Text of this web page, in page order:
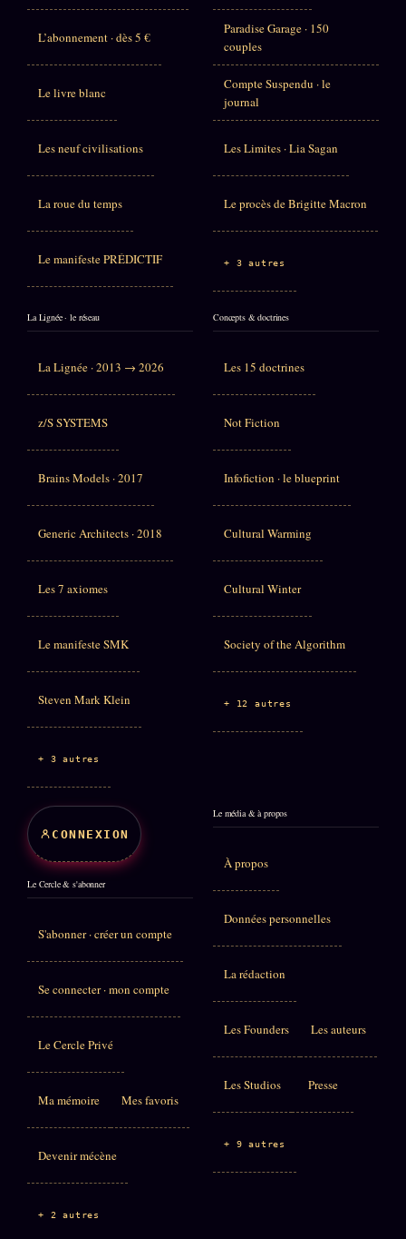
L’abonnement · dès 5 €
Le livre blanc
Les neuf civilisations
La roue du temps
Le manifeste PRÉDICTIF
Paradise Garage · 150
couples
Compte Suspendu · le
journal
Les Limites · Lia Sagan
Le procès de Brigitte Macron
+ 3 autres
La Lignée · le réseau
La Lignée · 2013 → 2026
z/S SYSTEMS
Brains Models · 2017
Generic Architects · 2018
Les 7 axiomes
Le manifeste SMK
Steven Mark Klein
+ 3 autres
Concepts & doctrines
Les 15 doctrines
Not Fiction
Infofiction · le blueprint
Cultural Warming
Cultural Winter
Society of the Algorithm
+ 12 autres
CONNEXION
Le Cercle & s'abonner
S'abonner · créer un compte
Se connecter · mon compte
Le Cercle Privé
Ma mémoire Mes favoris
Devenir mécène
+ 2 autres
Le média & à propos
À propos
Données personnelles
La rédaction
Les Founders Les auteurs
Les Studios Presse
+ 9 autres